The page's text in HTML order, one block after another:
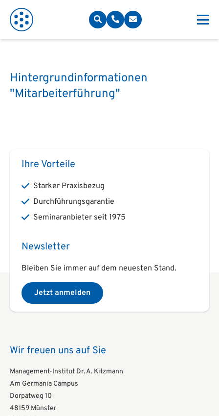
Hintergrundinformationen
"Mitarbeiterführung"
Ihre Vorteile
Starker Praxisbezug
Durchführungsgarantie
Seminaranbieter seit 1975
Newsletter
Bleiben Sie immer auf dem neuesten Stand.
Jetzt anmelden
Wir freuen uns auf Sie
Management-Institut Dr. A. Kitzmann
Am Germania Campus
Dorpatweg 10
48159 Münster